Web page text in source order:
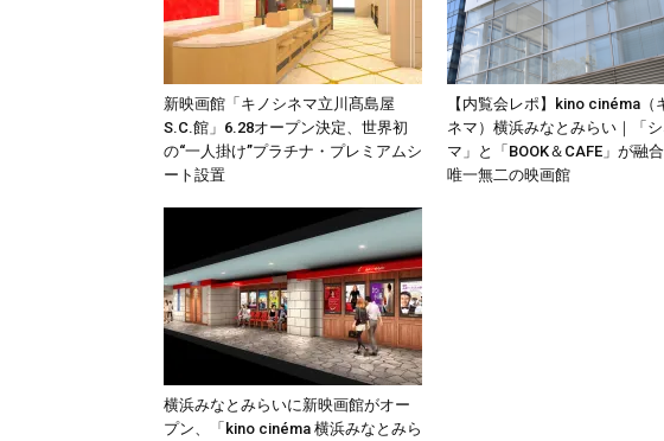
新映画館「キノシネマ立川髙島屋
S.C.館」6.28オープン決定、世界初
の“一人掛け”プラチナ・プレミアムシ
ート設置
【内覧会レポ】kino cinéma（
ネマ）横浜みなとみらい｜「
マ」と「BOOK＆CAFE」が融
唯一無二の映画館
横浜みなとみらいに新映画館がオー
プン、「kino cinéma 横浜みなとみら